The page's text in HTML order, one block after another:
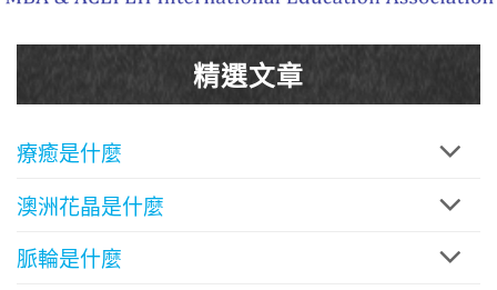
精選文章
療癒是什麼
澳洲花晶是什麼
脈輪是什麼